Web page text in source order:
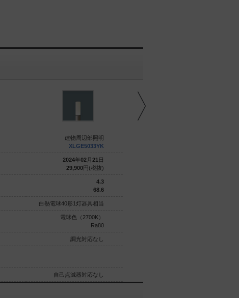
建物周辺部照明
XLGE5033YK
2024年02月 21 日
29,900円(税抜)
4.3
68.6
白熱電球40形1灯器具相当
電球色（2700K）
Ra80
調光対応なし
自己点滅器対応なし